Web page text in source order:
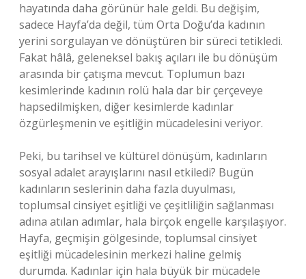
hayatında daha görünür hale geldi. Bu değişim,
sadece Hayfa’da değil, tüm Orta Doğu’da kadının
yerini sorgulayan ve dönüştüren bir süreci tetikledi.
Fakat hâlâ, geleneksel bakış açıları ile bu dönüşüm
arasında bir çatışma mevcut. Toplumun bazı
kesimlerinde kadının rolü hala dar bir çerçeveye
hapsedilmişken, diğer kesimlerde kadınlar
özgürleşmenin ve eşitliğin mücadelesini veriyor.
Peki, bu tarihsel ve kültürel dönüşüm, kadınların
sosyal adalet arayışlarını nasıl etkiledi? Bugün
kadınların seslerinin daha fazla duyulması,
toplumsal cinsiyet eşitliği ve çeşitliliğin sağlanması
adına atılan adımlar, hala birçok engelle karşılaşıyor.
Hayfa, geçmişin gölgesinde, toplumsal cinsiyet
eşitliği mücadelesinin merkezi haline gelmiş
durumda. Kadınlar için hala büyük bir mücadele